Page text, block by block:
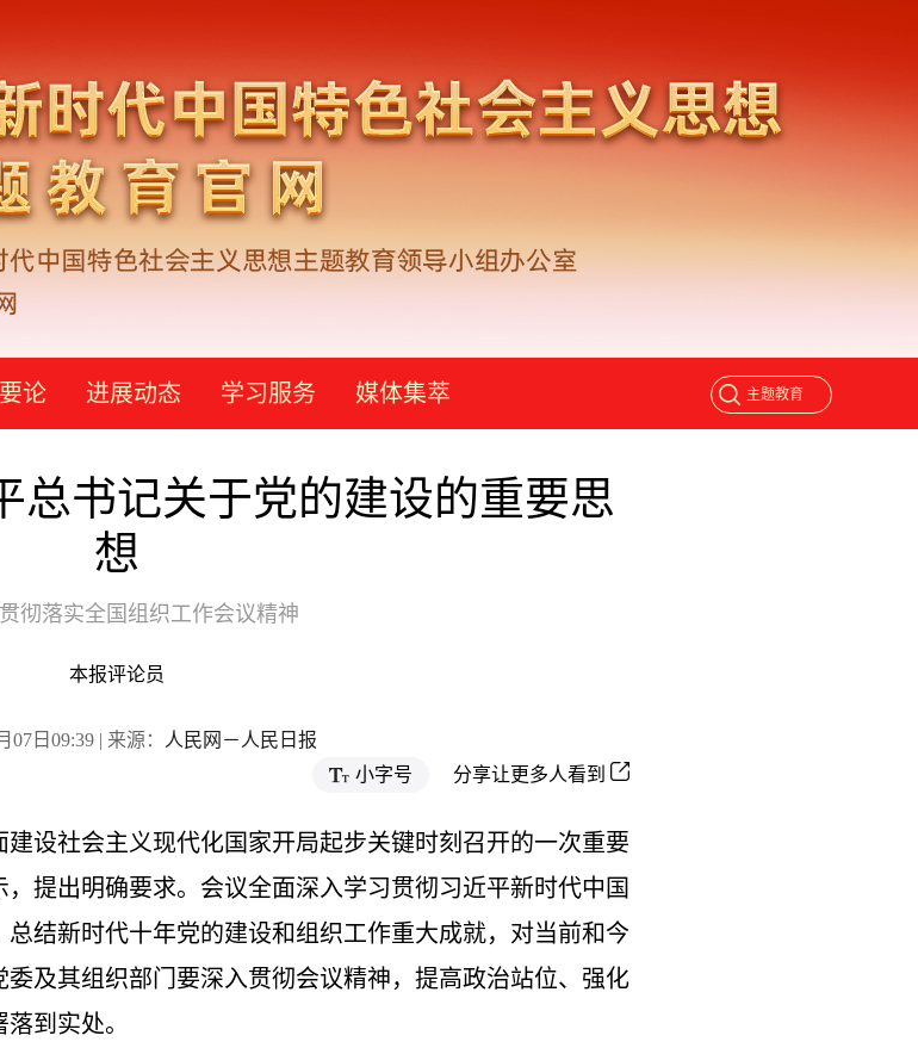
论 进展动态 学习服务 媒体集萃
总书记关于党的建设的重要思
想
落实全国组织工作会议精神
本报评论员
07日09:39 | 来源：
人民网－人民日报
小字号
分享让更多人看到
设社会主义现代化国家开局起步关键时刻召开的一次重要
提出明确要求。会议全面深入学习贯彻习近平新时代中国
结新时代十年党的建设和组织工作重大成就，对当前和今
及其组织部门要深入贯彻会议精神，提高政治站位、强化
到实处。